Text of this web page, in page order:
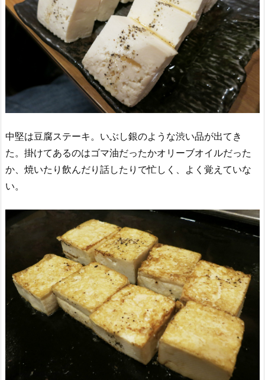
中堅は豆腐ステーキ。いぶし銀のような渋い品が出てき
た。掛けてあるのはゴマ油だったかオリーブオイルだった
か、焼いたり飲んだり話したりで忙しく、よく覚えていな
い。